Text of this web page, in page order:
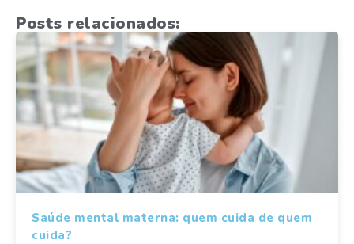
Posts relacionados:
Saúde mental materna: quem cuida de quem
cuida?